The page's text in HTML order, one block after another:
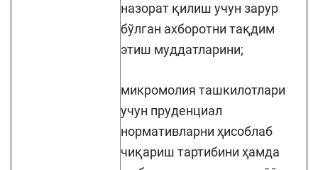
назорат қилиш учун зарур
бўлган ахборотни тақдим
этиш муддатларини;
микромолия ташкилотлари
учун пруденциал
нормативларни ҳисоблаб
чиқариш тартибини ҳамда